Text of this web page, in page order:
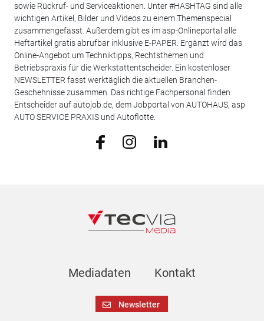
sowie Rückruf- und Serviceaktionen. Unter #HASHTAG sind alle
wichtigen Artikel, Bilder und Videos zu einem Themenspecial
zusammengefasst. Außerdem gibt es im asp-Onlineportal alle
Heftartikel gratis abrufbar inklusive E-PAPER. Ergänzt wird das
Online-Angebot um Techniktipps, Rechtsthemen und
Betriebspraxis für die Werkstattentscheider. Ein kostenloser
NEWSLETTER fasst werktäglich die aktuellen Branchen-
Geschehnisse zusammen. Das richtige Fachpersonal finden
Entscheider auf autojob.de, dem Jobportal von AUTOHAUS, asp
AUTO SERVICE PRAXIS und Autoflotte.
Mediadaten Kontakt
Newsletter